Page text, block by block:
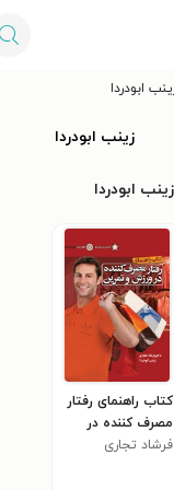
ابودردا
زینب ابودردا
ابودردا
کتاب راهنمای رفتار
مصرف کننده در
ورزش و تمرین
فرشاد تجاری